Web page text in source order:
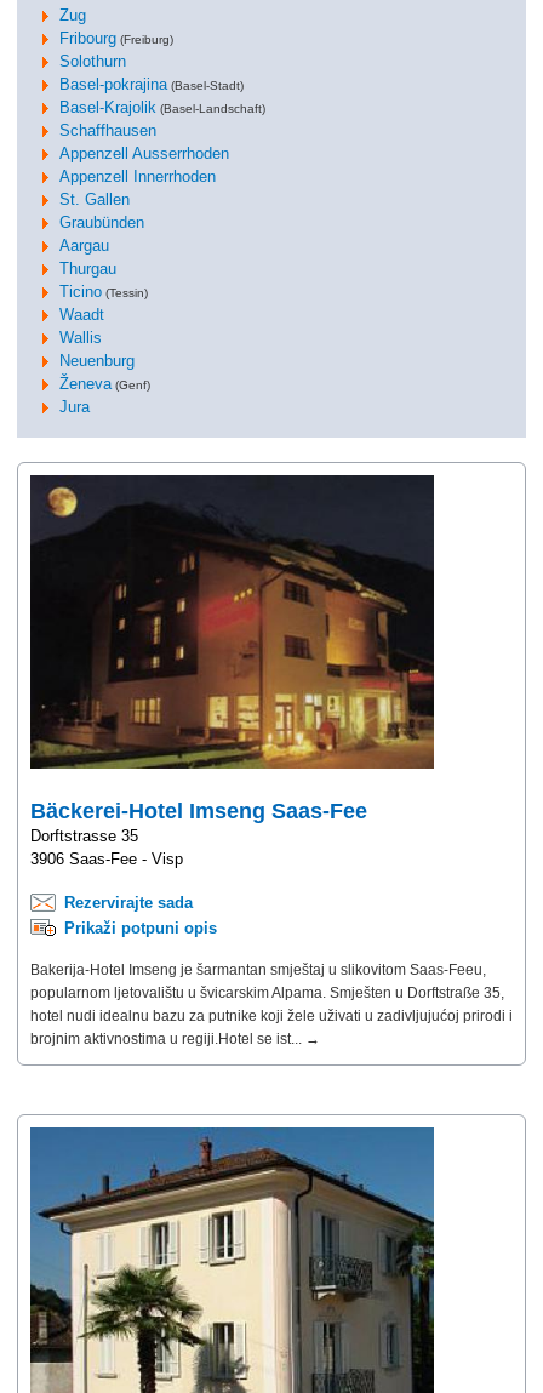
Zug
Fribourg (Freiburg)
Solothurn
Basel-pokrajina (Basel-Stadt)
Basel-Krajolik (Basel-Landschaft)
Schaffhausen
Appenzell Ausserrhoden
Appenzell Innerrhoden
St. Gallen
Graubünden
Aargau
Thurgau
Ticino (Tessin)
Waadt
Wallis
Neuenburg
Ženeva (Genf)
Jura
Bäckerei-Hotel Imseng Saas-Fee
Dorftstrasse 35
3906 Saas-Fee - Visp
Rezervirajte sada
Prikaži potpuni opis
Bakerija-Hotel Imseng je šarmantan smještaj u slikovitom Saas-Feeu,
popularnom ljetovalištu u švicarskim Alpama. Smješten u Dorftstraße 35,
hotel nudi idealnu bazu za putnike koji žele uživati u zadivljujućoj prirodi i
brojnim aktivnostima u regiji.Hotel se ist... →